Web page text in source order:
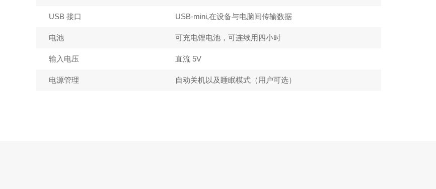
USB 接口 USB-mini,在设备与电脑间传输数据
电池 可充电锂电池，可连续用四小时
输入电压 直流 5V
电源管理 自动关机以及睡眠模式（用户可选）